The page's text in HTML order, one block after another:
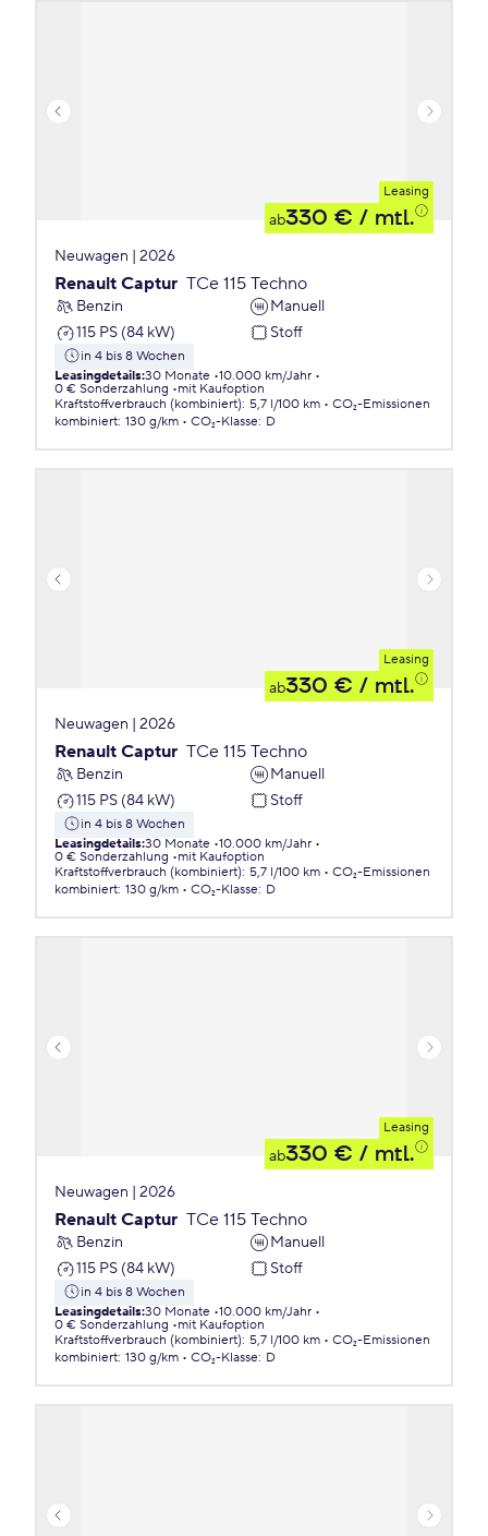
Leasing
ab330 € / mtl.
Neuwagen | 2026
Renault Captur TCe 115 Techno
Benzin
Manuell
115 PS (84 kW)
Stoff
in 4 bis 8 Wochen
Leasingdetails:30 Monate 10.000 km/Jahr
0 € Sonderzahlung
mit Kaufoption
Kraftstoffverbrauch (kombiniert): 5,7 l/100 km
CO₂-Emissionen
kombiniert: 130 g/km CO₂-Klasse: D
Leasing
ab330 € / mtl.
Neuwagen | 2026
Renault Captur TCe 115 Techno
Benzin
Manuell
115 PS (84 kW)
Stoff
in 4 bis 8 Wochen
Leasingdetails:30 Monate 10.000 km/Jahr
0 € Sonderzahlung
mit Kaufoption
Kraftstoffverbrauch (kombiniert): 5,7 l/100 km
CO₂-Emissionen
kombiniert: 130 g/km CO₂-Klasse: D
Leasing
ab330 € / mtl.
Neuwagen | 2026
Renault Captur TCe 115 Techno
Benzin
Manuell
115 PS (84 kW)
Stoff
in 4 bis 8 Wochen
Leasingdetails:30 Monate 10.000 km/Jahr
0 € Sonderzahlung
mit Kaufoption
Kraftstoffverbrauch (kombiniert): 5,7 l/100 km
CO₂-Emissionen
kombiniert: 130 g/km CO₂-Klasse: D